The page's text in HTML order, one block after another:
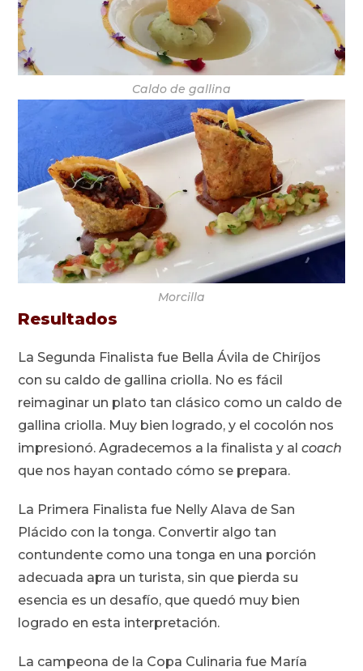
Caldo de gallina
Morcilla
Resultados
La Segunda Finalista fue Bella Ávila de Chiríjos
con su caldo de gallina criolla. No es fácil
reimaginar un plato tan clásico como un caldo de
gallina criolla. Muy bien logrado, y el cocolón nos
impresionó. Agradecemos a la finalista y alcoach
que nos hayan contado cómo se prepara.
La Primera Finalista fue Nelly Alava de San
Plácido con la tonga. Convertir algo tan
contundente como una tonga en una porción
adecuada apra un turista, sin que pierda su
esencia es un desafío, que quedó muy bien
logrado en esta interpretación.
La campeona de la Copa Culinaria fue María